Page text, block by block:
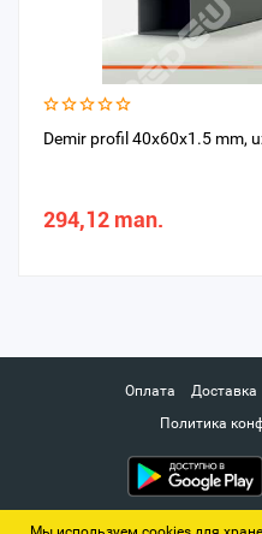
Demir profil 40x60x1.5 mm,
294,12 man.
Оплата Доставка
Политика